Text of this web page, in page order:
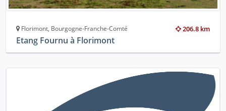
206.8 km
Florimont, Bourgogne-Franche-Comté
Etang Fournu à Florimont